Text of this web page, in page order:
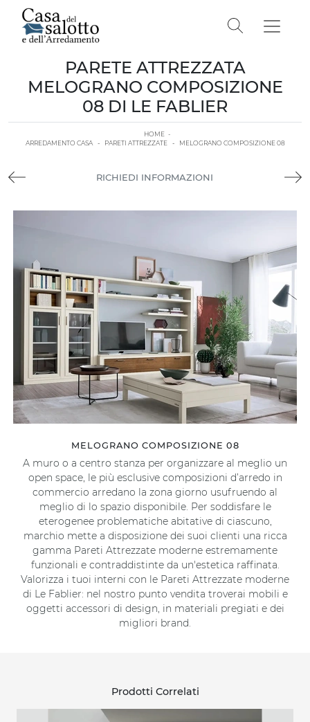
PARETE ATTREZZATA
MELOGRANO COMPOSIZIONE
08 DI LE FABLIER
HOME -
ARREDAMENTO CASA
- PARETI ATTREZZATE - MELOGRANO COMPOSIZIONE 08
RICHIEDI INFORMAZIONI
MELOGRANO COMPOSIZIONE 08
A muro o a centro stanza per organizzare al meglio un
open space, le più esclusive composizioni d’arredo in
commercio arredano la zona giorno usufruendo al
meglio di lo spazio disponibile. Per soddisfare le
eterogenee problematiche abitative di ciascuno,
marchio mette a disposizione dei suoi clienti una ricca
gamma Pareti Attrezzate moderne estremamente
funzionali e contraddistinte da un'estetica raffinata.
Valorizza i tuoi interni con le Pareti Attrezzate moderne
di Le Fablier: nel nostro punto vendita troverai mobili e
oggetti accessori di design, in materiali pregiati e dei
migliori brand.
Prodotti Correlati